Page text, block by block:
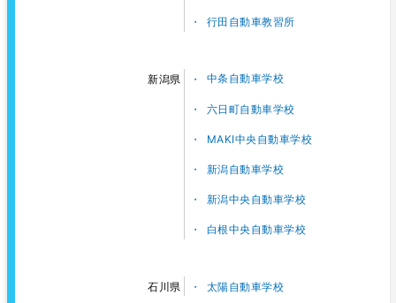
行田自動車教習所
新潟県 中条自動車学校
六日町自動車学校
MAKI中央自動車学校
新潟自動車学校
新潟中央自動車学校
白根中央自動車学校
石川県 太陽自動車学校